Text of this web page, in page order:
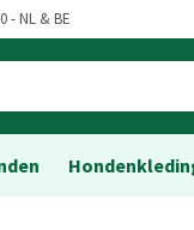
- NL & BE